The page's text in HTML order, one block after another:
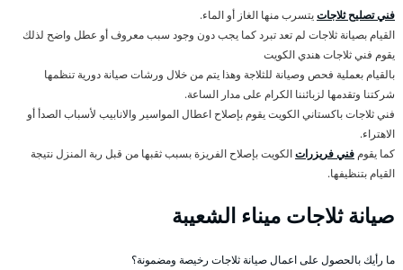
فني تصليح ثلاجاتيتسرب منها الغاز أو الماء.
القيام بصيانة ثلاجات لم تعد تبرد كما يجب دون وجود سبب معروف أو عطل واضح لذلك
يقوم فني ثلاجات هندي الكويت
بالقيام بعملية فحص وصيانة للثلاجة وهذا يتم من خلال ورشات صيانة دورية تنظمها
شركتنا وتقدمها لزبائننا الكرام على مدار الساعة.
فني ثلاجات باكستاني الكويت يقوم بإصلاح اعطال المواسير والانابيب لأسباب الصدأ أو
الاهتراء.
كما يقوم فني فريزراتالكويت بإصلاح الفريزة بسبب ثقبها من قبل ربة المنزل نتيجة
القيام بتنظيفها.
صيانة ثلاجات ميناء الشعيبة
ما رأيك بالحصول على اعمال صيانة ثلاجات رخيصة ومضمونة؟